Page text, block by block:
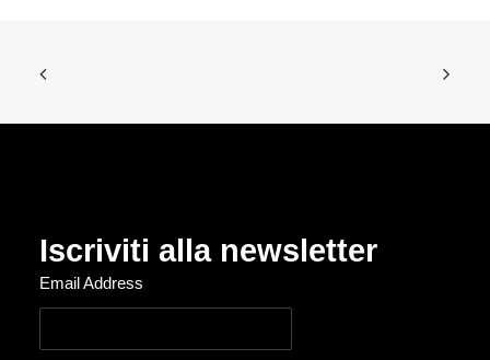
Iscriviti alla newsletter
Email Address